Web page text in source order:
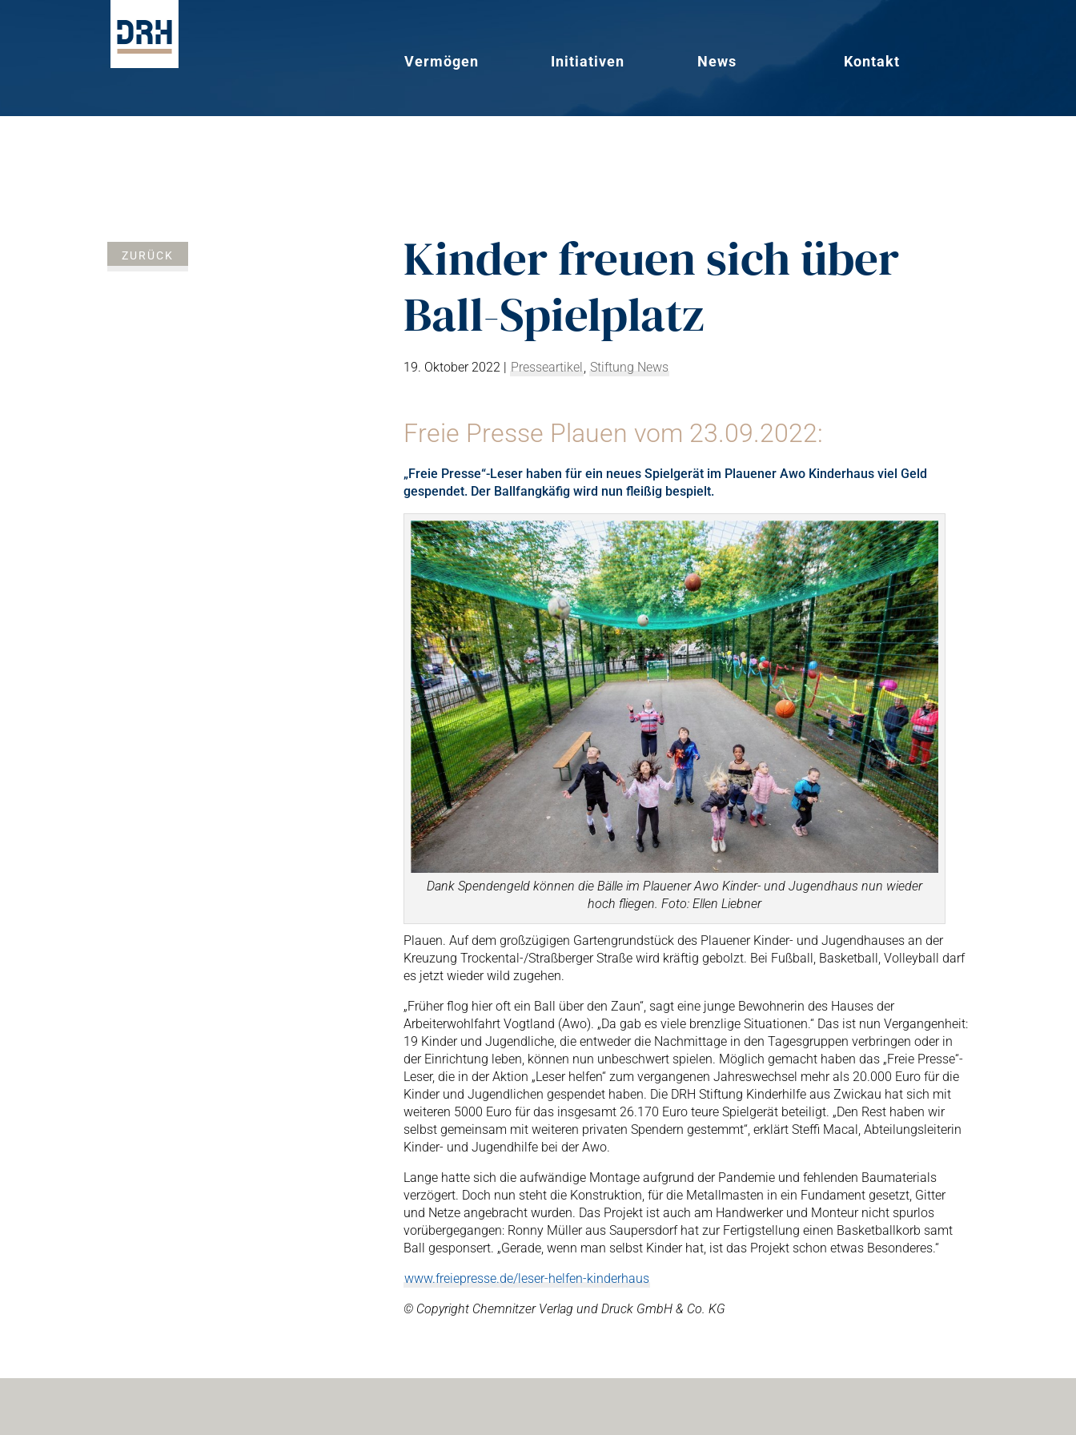
Vermögen Initiativen News Kontakt
Kinder freuen sich über
Ball-Spielplatz
19. Oktober 2022| Presseartikel, Stiftung News
Freie Presse Plauen vom 23.09.2022:
„Freie Presse“-Leser haben für ein neues Spielgerät im Plauener Awo Kinderhaus viel Geld
gespendet. Der Ballfangkäfig wird nun fleißig bespielt.
Dank Spendengeld können die Bälle im Plauener Awo Kinder- und Jugendhaus nun wieder
hoch fliegen. Foto: Ellen Liebner
Plauen. Auf dem großzügigen Gartengrundstück des Plauener Kinder- und Jugendhauses an der
Kreuzung Trockental-/Straßberger Straße wird kräftig gebolzt. Bei Fußball, Basketball, Volleyball darf
es jetzt wieder wild zugehen.
„Früher flog hier oft ein Ball über den Zaun“, sagt eine junge Bewohnerin des Hauses der
Arbeiterwohlfahrt Vogtland (Awo). „Da gab es viele brenzlige Situationen.“ Das ist nun Vergangenheit:
19 Kinder und Jugendliche, die entweder die Nachmittage in den Tagesgruppen verbringen oder in
der Einrichtung leben, können nun unbeschwert spielen. Möglich gemacht haben das „Freie Presse“-
Leser, die in der Aktion „Leser helfen“ zum vergangenen Jahreswechsel mehr als 20.000 Euro für die
Kinder und Jugendlichen gespendet haben. Die DRH Stiftung Kinderhilfe aus Zwickau hat sich mit
weiteren 5000 Euro für das insgesamt 26.170 Euro teure Spielgerät beteiligt. „Den Rest haben wir
selbst gemeinsam mit weiteren privaten Spendern gestemmt“, erklärt Steffi Macal, Abteilungsleiterin
Kinder- und Jugendhilfe bei der Awo.
Lange hatte sich die aufwändige Montage aufgrund der Pandemie und fehlenden Baumaterials
verzögert. Doch nun steht die Konstruktion, für die Metallmasten in ein Fundament gesetzt, Gitter
und Netze angebracht wurden. Das Projekt ist auch am Handwerker und Monteur nicht spurlos
vorübergegangen: Ronny Müller aus Saupersdorf hat zur Fertigstellung einen Basketballkorb samt
Ball gesponsert. „Gerade, wenn man selbst Kinder hat, ist das Projekt schon etwas Besonderes.“
www.freiepresse.de/leser-helfen-kinderhaus
© Copyright Chemnitzer Verlag und Druck GmbH & Co. KG
ZURÜCK